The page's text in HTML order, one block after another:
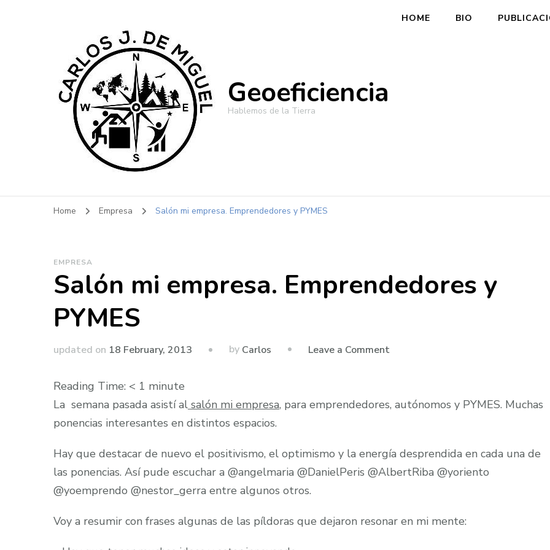
Geoeficiencia
Hablemos de la Tierra
HOME BIO
Home Empresa Salón mi empresa. Emprendedores y PYMES
EMPRESA
Salón mi empresa. Emprendedores y
PYMES
updated on 18 February, 2013 by Carlos Leave a Commenton
empresa.
PYMES
Reading Time: < 1 minute
La semana pasada asistí al salón mi empresa, para emprendedores, autónomos y PYMES. Muchas
ponencias interesantes en distintos espacios.
Hay que destacar de nuevo el positivismo, el optimismo y la energía desprendida en cada una de
las ponencias. Así pude escuchar a @angelmaria @DanielPeris @AlbertRiba @yoriento
@yoemprendo @nestor_gerra entre algunos otros.
Voy a resumir con frases algunas de las píldoras que dejaron resonar en mi mente: